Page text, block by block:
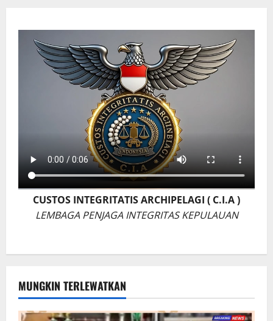
CUSTOS INTEGRITATIS ARCHIPELAGI ( C.I.A )
LEMBAGA PENJAGA INTEGRITAS KEPULAUAN
MUNGKIN TERLEWATKAN